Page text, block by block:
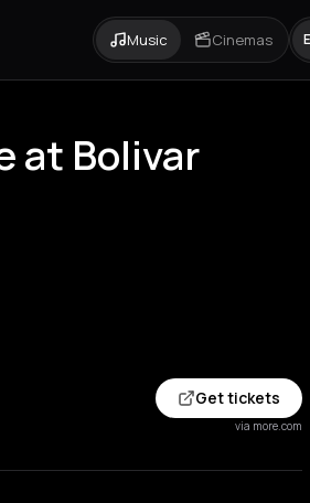
Music Cinemas
at Bolivar
Get tickets
via more.com